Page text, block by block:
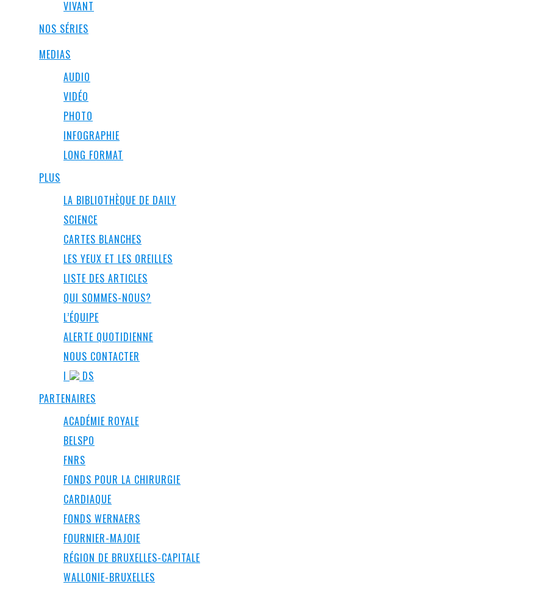
VIVANT
NOS SÉRIES
MEDIAS
AUDIO
VIDÉO
PHOTO
INFOGRAPHIE
LONG FORMAT
PLUS
LA BIBLIOTHÈQUE DE DAILY
SCIENCE
CARTES BLANCHES
LES YEUX ET LES OREILLES
LISTE DES ARTICLES
QUI SOMMES-NOUS?
L’ÉQUIPE
ALERTE QUOTIDIENNE
NOUS CONTACTER
I
DS
PARTENAIRES
ACADÉMIE ROYALE
BELSPO
FNRS
FONDS POUR LA CHIRURGIE
CARDIAQUE
FONDS WERNAERS
FOURNIER-MAJOIE
RÉGION DE BRUXELLES-CAPITALE
WALLONIE-BRUXELLES